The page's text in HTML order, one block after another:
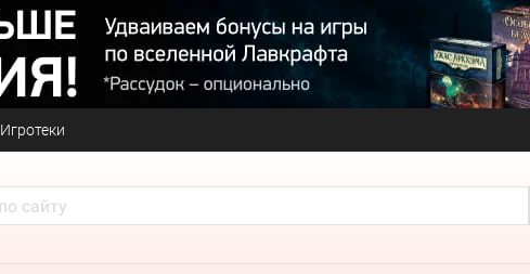
Игротеки